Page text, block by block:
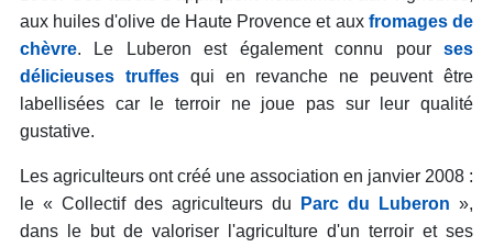
aux huiles d'olive de Haute Provence et aux fromages de
chèvre. Le Luberon est également connu pourses
délicieuses truffesqui en revanche ne peuvent être
labellisées car le terroir ne joue pas sur leur qualité
gustative.
Les agriculteurs ont créé une association en janvier 2008 :
le « Collectif des agriculteurs du
Parc du Luberon »,
dans le but de valoriser l'agriculture d'un terroir et ses